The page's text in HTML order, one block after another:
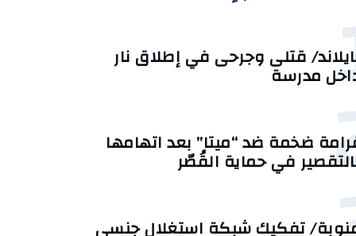
قتلى وجرحى في إطلاق نار
مدرسة
ضخمة ضد “ميتا” بعد اتهامها
في حماية القُصّر
تفكيك شبكة استغلال جنسي